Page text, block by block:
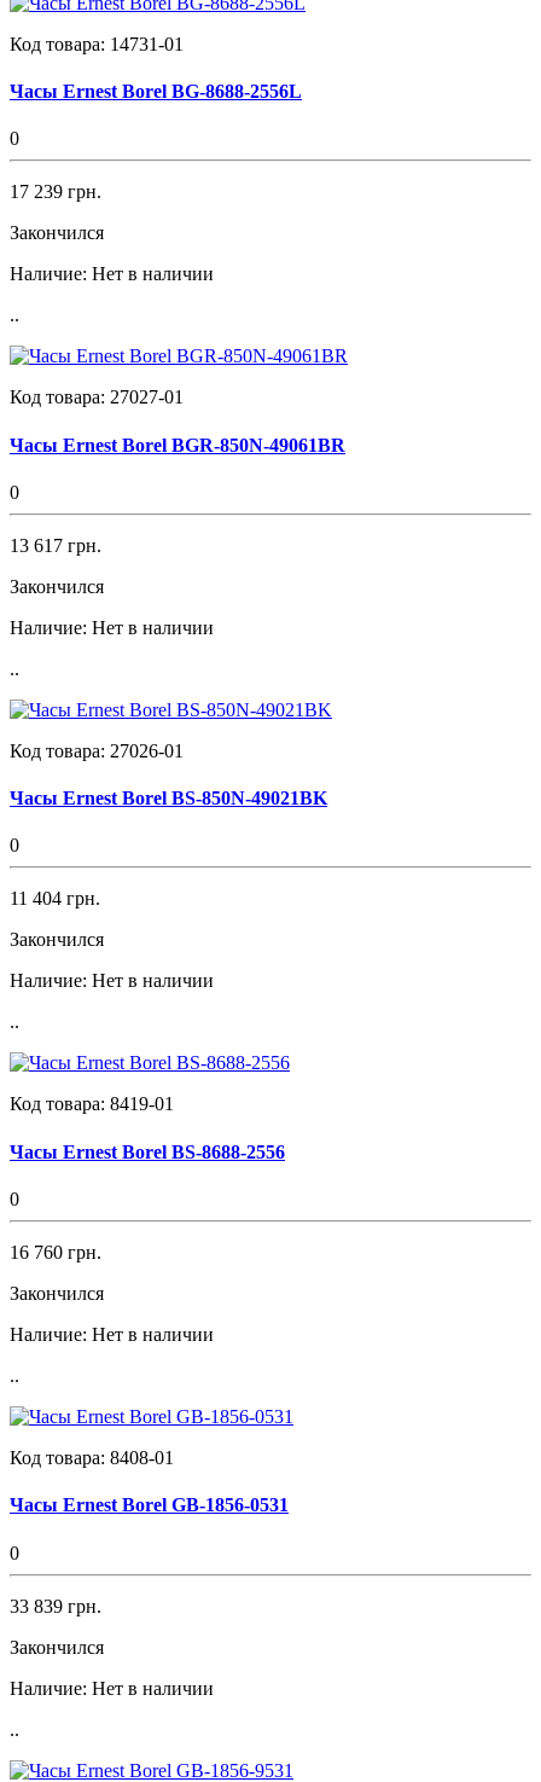
Код товара: 14731-01
Часы Ernest Borel BG-8688-2556L
0
17 239 грн.
Закончился
Наличие: Нет в наличии
..
Код товара: 27027-01
Часы Ernest Borel BGR-850N-49061BR
0
13 617 грн.
Закончился
Наличие: Нет в наличии
..
Код товара: 27026-01
Часы Ernest Borel BS-850N-49021BK
0
11 404 грн.
Закончился
Наличие: Нет в наличии
..
Код товара: 8419-01
Часы Ernest Borel BS-8688-2556
0
16 760 грн.
Закончился
Наличие: Нет в наличии
..
Код товара: 8408-01
Часы Ernest Borel GB-1856-0531
0
33 839 грн.
Закончился
Наличие: Нет в наличии
..